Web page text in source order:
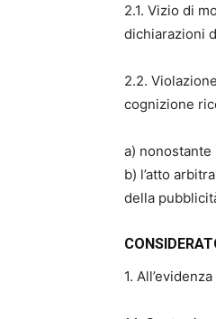
2.1. Vizio di
dichiarazioni
2.2.
cognizione
a) nonostante
b) l’atto
della
1.